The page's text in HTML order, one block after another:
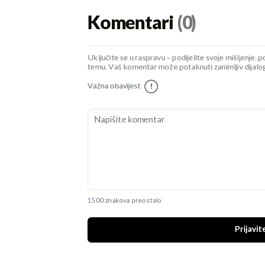
Komentari (0)
Uključite se u raspravu – podijelite svoje mišljenje,
temu. Vaš komentar može potaknuti zanimljiv
Važna obavijest !
1500 znakova preostalo